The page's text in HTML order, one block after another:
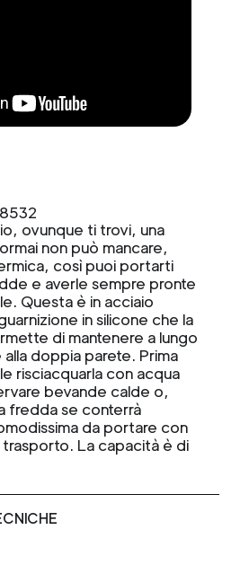
ovunque ti trovi, una
non può mancare,
così puoi portarti
e averle sempre pronte
Questa è in acciaio
in silicone che la
di mantenere a lungo
doppia parete. Prima
risciacquarla con acqua
bevande calde o,
fredda se conterrà
da portare con
trasporto. La capacità è di